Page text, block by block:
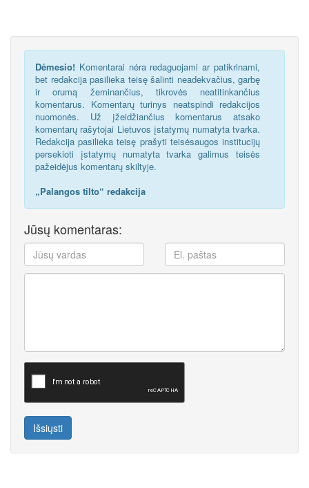
Dėmesio! Komentarai nėra redaguojami ar patikrinami,
bet redakcija pasilieka teisę šalinti neadekvačius, garbę
ir orumą žeminančius, tikrovės neatitinkančius
komentarus. Komentarų turinys neatspindi redakcijos
nuomonės. Už įžeidžiančius komentarus atsako
komentarų rašytojai Lietuvos įstatymų numatyta tvarka.
Redakcija pasilieka teisę prašyti teisėsaugos institucijų
persekioti įstatymų numatyta tvarka galimus teisės
pažeidėjus komentarų skiltyje.
„Palangos tilto“ redakcija
Jūsų komentaras:
Išsiųsti